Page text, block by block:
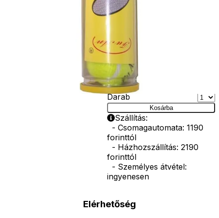
Ár
Darab
Kosárba
Szállítás:
- Csomagautomata: 1190
forinttól
- Házhozszállítás: 2190
forinttól
- Személyes átvétel:
ingyenesen
Elérhetőség